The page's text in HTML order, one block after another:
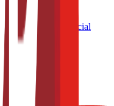
inteligente y
funcional y comercial